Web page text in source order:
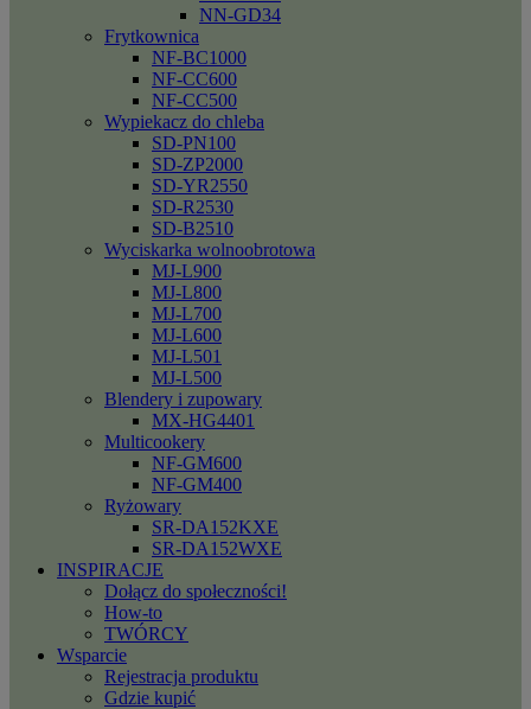
NN-GD34
Frytkownica
NF-BC1000
NF-CC600
NF-CC500
Wypiekacz do chleba
SD-PN100
SD-ZP2000
SD-YR2550
SD-R2530
SD-B2510
Wyciskarka wolnoobrotowa
MJ-L900
MJ-L800
MJ-L700
MJ-L600
MJ-L501
MJ-L500
Blendery i zupowary
MX-HG4401
Multicookery
NF-GM600
NF-GM400
Ryżowary
SR-DA152KXE
SR-DA152WXE
INSPIRACJE
Dołącz do społeczności!
How-to
TWÓRCY
Wsparcie
Rejestracja produktu
Gdzie kupić